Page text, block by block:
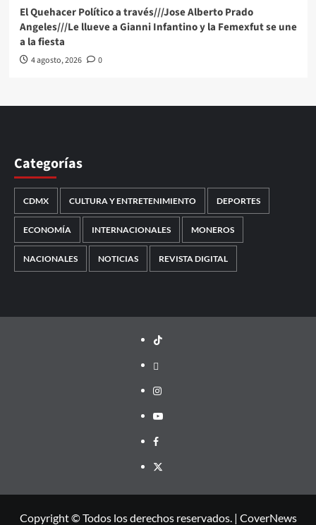
El Quehacer Político a través///Jose Alberto Prado
Angeles///Le llueve a Gianni Infantino y la Femexfut se une
a la fiesta
4 agosto, 2026 0
Categorías
CDMX CULTURA Y ENTRETENIMIENTO DEPORTES
ECONOMÍA INTERNACIONALES MONEROS
NACIONALES NOTICIAS REVISTA DIGITAL
TikTok
threads
Instagram
Youtube
Facebook
X
Copyright © Todos los derechos reservados. | CoverNews